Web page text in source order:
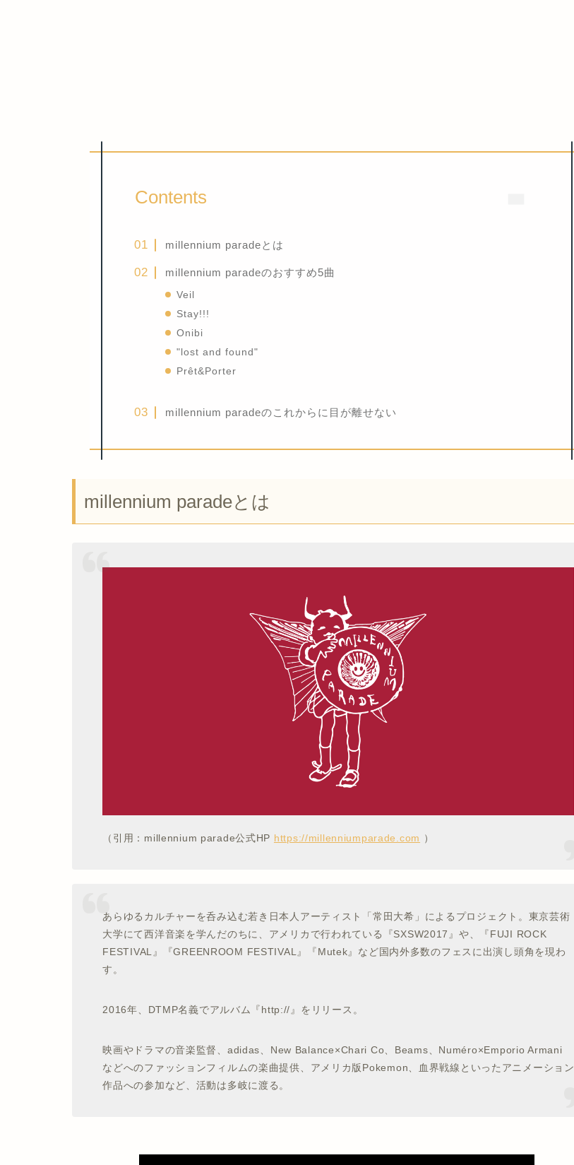
Contents
millennium paradeとは
millennium paradeのおすすめ5曲
Veil
Stay!!!
Onibi
"lost and found"
Prêt&Porter
millennium paradeのこれからに目が離せない
millennium paradeとは
（引用：millennium parade公式HP https://millenniumparade.com ）
あらゆるカルチャーを呑み込む若き日本人アーティスト「常田大希」によるプロジェクト。東京芸術
大学にて西洋音楽を学んだのちに、アメリカで行われている『SXSW2017』や、『FUJI ROCK
FESTIVAL』『GREENROOM FESTIVAL』『Mutek』など国内外多数のフェスに出演し頭角を現わ
す。
2016年、DTMP名義でアルバム『http://』をリリース。
映画やドラマの音楽監督、adidas、New Balance×Chari Co、Beams、Numéro×Emporio Armani
などへのファッションフィルムの楽曲提供、アメリカ版Pokemon、血界戦線といったアニメーション
作品への参加など、活動は多岐に渡る。